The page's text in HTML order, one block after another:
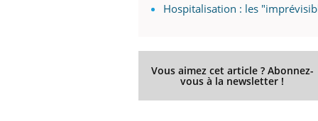
Hospitalisation : les
Vous aimez cet article ? Abonnez-
vous à la newsletter !